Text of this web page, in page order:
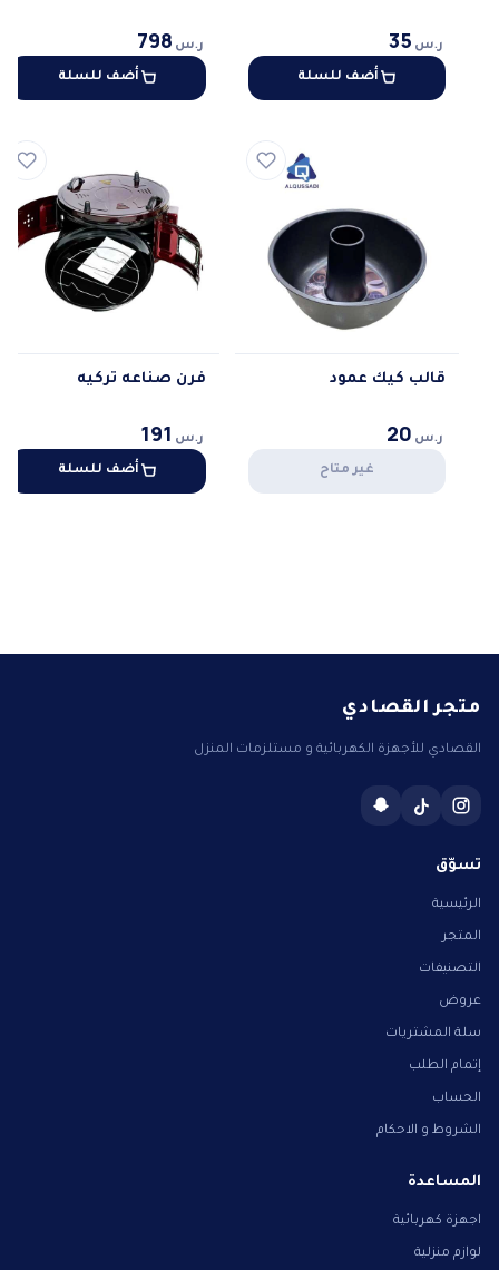
ر.س 35
أضف للسلة
ر.س 798
أضف للسلة
قالب كيك عمود
ر.س 20
غير متاح
فرن صناعه تركيه
ر.س 191
أضف للسلة
متجر القصادي
القصادي للأجهزة الكهربائية و مستلزمات المنزل
تسوّق
الرئيسية
المتجر
التصنيفات
عروض
سلة المشتريات
إتمام الطلب
الحساب
الشروط و الاحكام
المساعدة
اجهزة كهربائية
لوازم منزلية